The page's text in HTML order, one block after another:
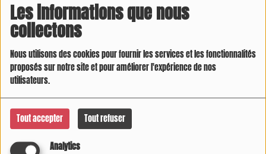
Les informations que nous
collectons
Nous utilisons des cookies pour fournir les services et les fonctionnalités
proposés sur notre site et pour améliorer l'expérience de nos
utilisateurs.
Tout accepter Tout refuser
Analytics